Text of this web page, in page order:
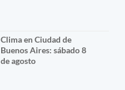
Clima en Ciudad de
Buenos Aires: sábado 8
de agosto